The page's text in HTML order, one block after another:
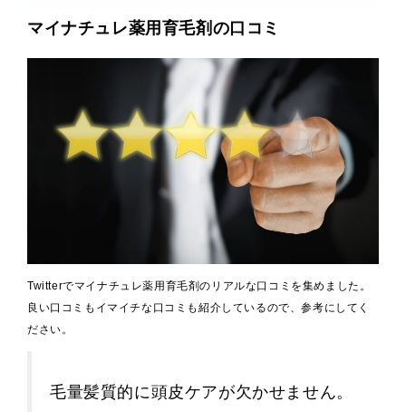
マイナチュレ薬用育毛剤の口コミ
Twitterでマイナチュレ薬用育毛剤のリアルな口コミを集めました。
良い口コミもイマイチな口コミも紹介しているので、参考にしてく
ださい。
毛量髪質的に頭皮ケアが欠かせません。